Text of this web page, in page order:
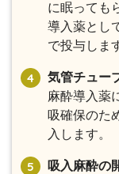
に眠っても
導入薬とし
で投与しま
気管チュー
麻酔導入薬
吸確保のた
入します。
吸入麻酔の